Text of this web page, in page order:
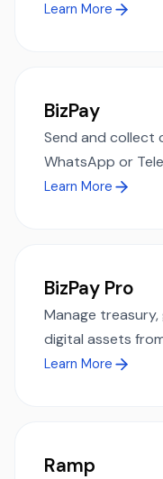
Learn More
BizPay
Send and collect
WhatsApp or
Learn More
BizPay Pro
Manage
digital assets
Learn More
Ramp